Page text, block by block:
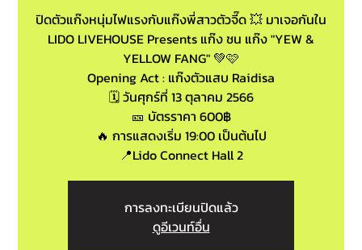
ปิดตัวแก๊งหนุ่มไฟแรงกับแก๊งพี่สาวตัวจี๊ด 💥 มาเจอกันใน
LIDO LIVEHOUSE Presents แก๊ง ชน แก๊ง "YEW &
YELLOW FANG" 💚🩷
Opening Act : แก๊งตัวแสบ Raidisa
🗓️ วันศุกร์ที่ 13 ตุลาคม 2566
🎫 บัตรราคา 600฿
🔥 การแสดงเริ่ม 19:00 เป็นต้นไป
📍Lido Connect Hall 2
การลงทะเบียนปิดแล้ว
ดูอีเวนท์อื่น